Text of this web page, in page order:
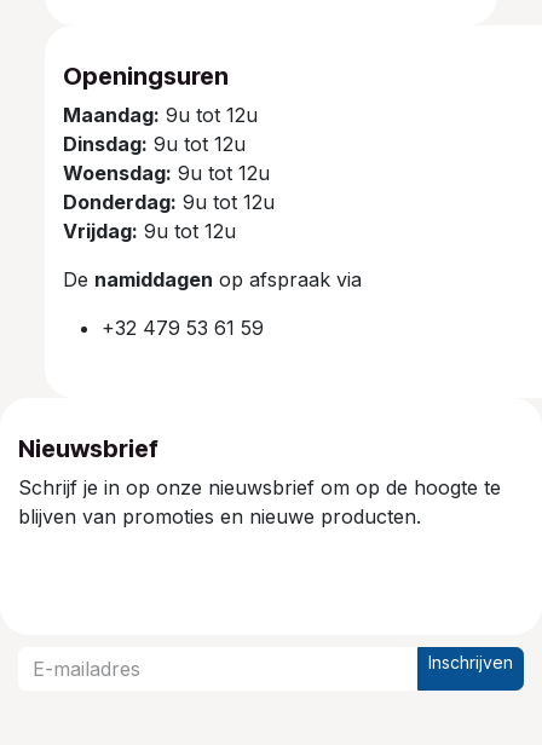
Openingsuren
Maandag: 9u tot 12u
Dinsdag: 9u tot 12u
Woensdag: 9u tot 12u
Donderdag: 9u tot 12u
Vrijdag: 9u tot 12u
De namiddagen op afspraak via
+32 479 53 61 59
Nieuwsbrief
Schrijf je in op onze nieuwsbrief om op de hoogte te
blijven van promoties en nieuwe producten.
Inschrijven